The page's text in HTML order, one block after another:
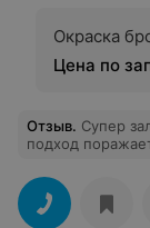
Окраска
Цена по
Отзыв. Супер
подход